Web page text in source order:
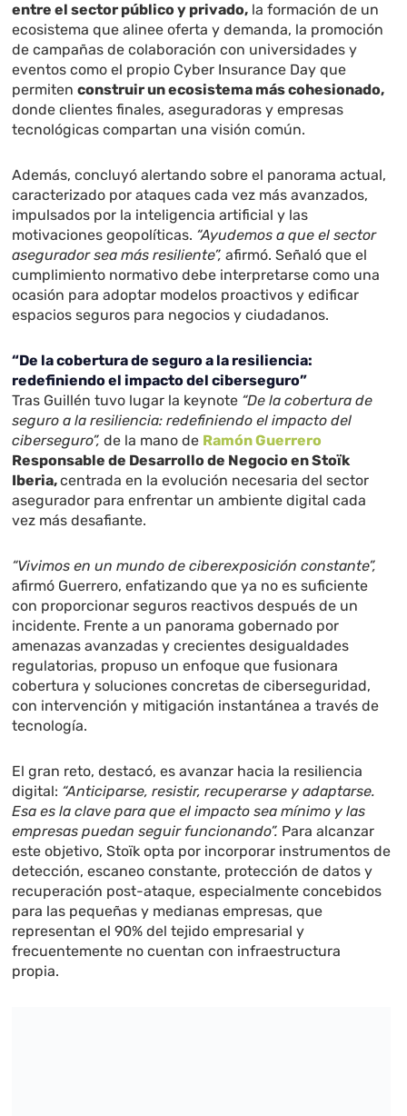
entre el sector público y privado, la formación de un
ecosistema que alinee oferta y demanda, la promoción
de campañas de colaboración con universidades y
eventos como el propio Cyber Insurance Day que
permitenconstruir un ecosistema más cohesionado,
donde clientes finales, aseguradoras y empresas
tecnológicas compartan una visión común.
Además, concluyó alertando sobre el panorama actual,
caracterizado por ataques cada vez más avanzados,
impulsados por la inteligencia artificial y las
motivaciones geopolíticas. “Ayudemos a que el sector
asegurador sea más resiliente”,afirmó. Señaló que el
cumplimiento normativo debe interpretarse como una
ocasión para adoptar modelos proactivos y edificar
espacios seguros para negocios y ciudadanos.
“De la cobertura de seguro a la resiliencia:
redefiniendo el impacto del ciberseguro”
Tras Guillén tuvo lugar la keynote “De la cobertura de
seguro a la resiliencia: redefiniendo el impacto del
ciberseguro”, de la mano de Ramón Guerrero
Responsable de Desarrollo de Negocio en Stoïk
Iberia,centrada en la evolución necesaria del sector
asegurador para enfrentar un ambiente digital cada
vez más desafiante.
“Vivimos en un mundo de ciberexposición constante”,
afirmó Guerrero, enfatizando que ya no es suficiente
con proporcionar seguros reactivos después de un
incidente. Frente a un panorama gobernado por
amenazas avanzadas y crecientes desigualdades
regulatorias, propuso un enfoque que fusionara
cobertura y soluciones concretas de ciberseguridad,
con intervención y mitigación instantánea a través de
tecnología.
El gran reto, destacó, es avanzar hacia la resiliencia
digital: “Anticiparse, resistir, recuperarse y adaptarse.
Esa es la clave para que el impacto sea mínimo y las
empresas puedan seguir funcionando”. Para alcanzar
este objetivo, Stoïk opta por incorporar instrumentos de
detección, escaneo constante, protección de datos y
recuperación post-ataque, especialmente concebidos
para las pequeñas y medianas empresas, que
representan el 90% del tejido empresarial y
frecuentemente no cuentan con infraestructura
propia.